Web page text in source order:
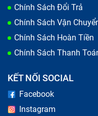
Có nhiều nguyên
Chính Sách Đổi Trả
Chính Sách Vận
Chính Sách Hoàn Tiền
Chính Sách Thanh
KẾT NỐI SOCIAL
Facebook
Instagram